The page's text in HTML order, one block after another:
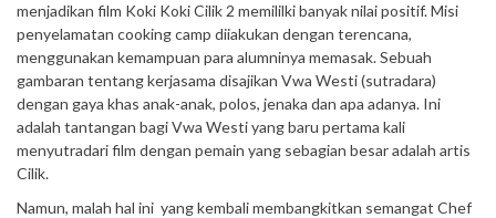
menjadikan film Koki Koki Cilik 2 memililki banyak nilai positif. Misi
penyelamatan cooking camp diiakukan dengan terencana,
menggunakan kemampuan para alumninya memasak. Sebuah
gambaran tentang kerjasama disajikan Vwa Westi (sutradara)
dengan gaya khas anak-anak, polos, jenaka dan apa adanya. Ini
adalah tantangan bagi Vwa Westi yang baru pertama kali
menyutradari film dengan pemain yang sebagian besar adalah artis
Cilik.
Namun, malah hal ini yang kembali membangkitkan semangat Chef